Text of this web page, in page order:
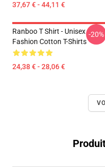
37,67 € - 44,11 €
Ranboo T Shirt - Unisex
Fashion Cotton T-Shirts
24,38 € - 28,06 €
-20%